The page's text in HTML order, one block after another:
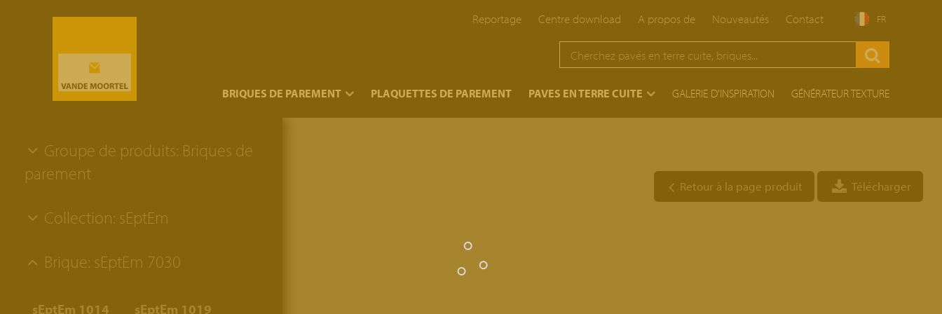
Reportage Centre download A propos de Nouveautés Contact FR
BRIQUES DE PAREMENT PLAQUETTES DE PAREMENT PAVES EN TERRE CUITE GALERIE D'INSPIRATION GÉNÉRATEUR TEXTURE
Groupe de produits: Briques de
parement
Collection: sEptEm
Brique: sEptEm 7030
sEptEm 1014
sEptEm 1019
Retour à la page produit Télécharger